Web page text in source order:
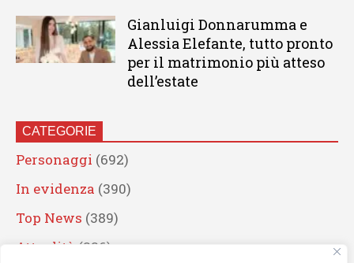
Gianluigi Donnarumma e
Alessia Elefante, tutto pronto
per il matrimonio più atteso
dell’estate
CATEGORIE
Personaggi (692)
In evidenza (390)
Top News (389)
Attualità (336)